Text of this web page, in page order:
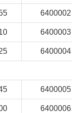
6400002
6400003
6400004
6400005
6400006